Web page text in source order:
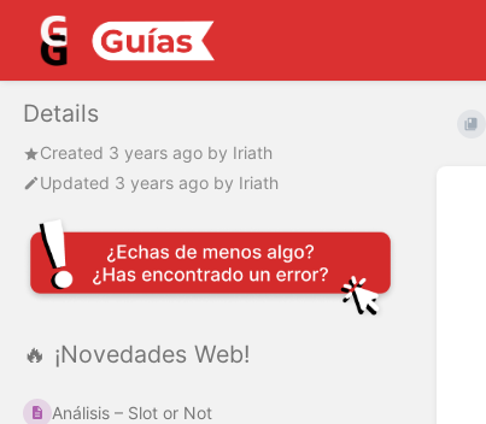
Details
Created 3 years ago by Iriath
Updated 3 years ago by Iriath
🔥 ¡Novedades Web!
Análisis – Slot or Not